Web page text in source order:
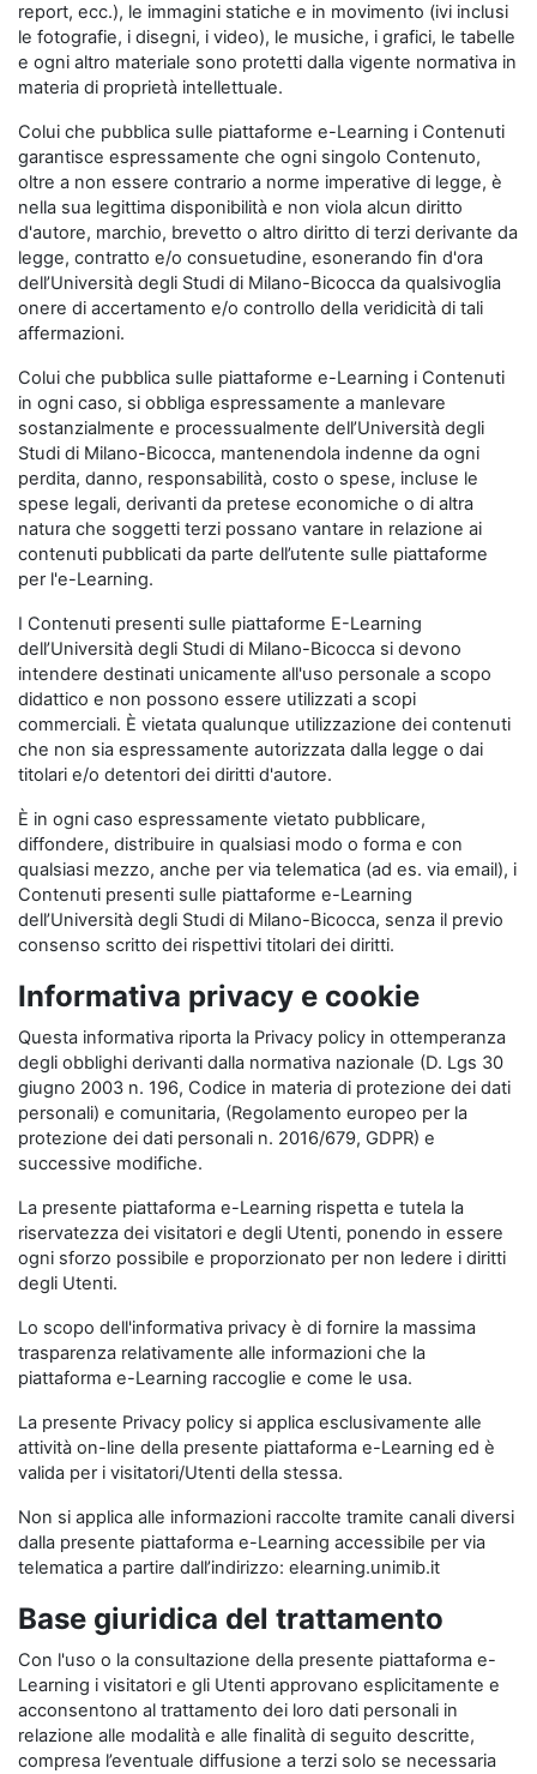
report, ecc.), le immagini statiche e in movimento (ivi inclusi
le fotografie, i disegni, i video), le musiche, i grafici, le tabelle
e ogni altro materiale sono protetti dalla vigente normativa in
materia di proprietà intellettuale.
Colui che pubblica sulle piattaforme e-Learning i Contenuti
garantisce espressamente che ogni singolo Contenuto,
oltre a non essere contrario a norme imperative di legge, è
nella sua legittima disponibilità e non viola alcun diritto
d'autore, marchio, brevetto o altro diritto di terzi derivante da
legge, contratto e/o consuetudine, esonerando fin d'ora
dell’Università degli Studi di Milano-Bicocca da qualsivoglia
onere di accertamento e/o controllo della veridicità di tali
affermazioni.
Colui che pubblica sulle piattaforme e-Learning i Contenuti
in ogni caso, si obbliga espressamente a manlevare
sostanzialmente e processualmente dell’Università degli
Studi di Milano-Bicocca, mantenendola indenne da ogni
perdita, danno, responsabilità, costo o spese, incluse le
spese legali, derivanti da pretese economiche o di altra
natura che soggetti terzi possano vantare in relazione ai
contenuti pubblicati da parte dell’utente sulle piattaforme
per l'e-Learning.
I Contenuti presenti sulle piattaforme E-Learning
dell’Università degli Studi di Milano-Bicocca si devono
intendere destinati unicamente all'uso personale a scopo
didattico e non possono essere utilizzati a scopi
commerciali. È vietata qualunque utilizzazione dei contenuti
che non sia espressamente autorizzata dalla legge o dai
titolari e/o detentori dei diritti d'autore.
È in ogni caso espressamente vietato pubblicare,
diffondere, distribuire in qualsiasi modo o forma e con
qualsiasi mezzo, anche per via telematica (ad es. via email), i
Contenuti presenti sulle piattaforme e-Learning
dell’Università degli Studi di Milano-Bicocca, senza il previo
consenso scritto dei rispettivi titolari dei diritti.
Informativa privacy e cookie
Questa informativa riporta la Privacy policy in ottemperanza
degli obblighi derivanti dalla normativa nazionale (D. Lgs 30
giugno 2003 n. 196, Codice in materia di protezione dei dati
personali) e comunitaria, (Regolamento europeo per la
protezione dei dati personali n. 2016/679, GDPR) e
successive modifiche.
La presente piattaforma e-Learning rispetta e tutela la
riservatezza dei visitatori e degli Utenti, ponendo in essere
ogni sforzo possibile e proporzionato per non ledere i diritti
degli Utenti.
Lo scopo dell'informativa privacy è di fornire la massima
trasparenza relativamente alle informazioni che la
piattaforma e-Learning raccoglie e come le usa.
La presente Privacy policy si applica esclusivamente alle
attività on-line della presente piattaforma e-Learning ed è
valida per i visitatori/Utenti della stessa.
Non si applica alle informazioni raccolte tramite canali diversi
dalla presente piattaforma e-Learning accessibile per via
telematica a partire dall’indirizzo: elearning.unimib.it
Base giuridica del trattamento
Con l'uso o la consultazione della presente piattaforma e-
Learning i visitatori e gli Utenti approvano esplicitamente e
acconsentono al trattamento dei loro dati personali in
relazione alle modalità e alle finalità di seguito descritte,
compresa l’eventuale diffusione a terzi solo se necessaria